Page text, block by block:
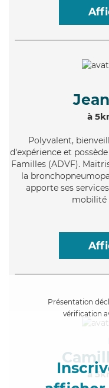
à
Polyvalent,
d'expérience et
Familles (ADVF).
la
apporte ses
mobilité
Présentation
vérification
à